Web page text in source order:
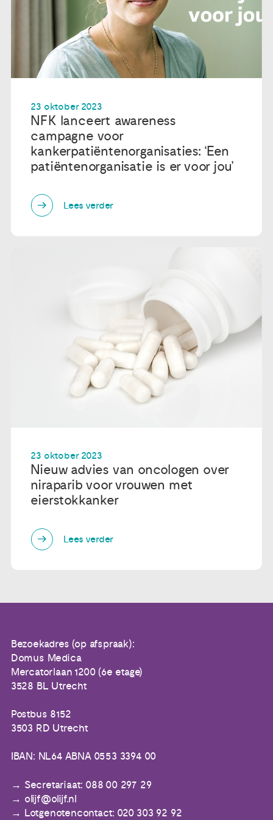
23 oktober 2023
NFK lanceert awareness
campagne voor
kankerpatiëntenorganisaties: ‘Een
patiëntenorganisatie is er voor jou’
Lees verder
23 oktober 2023
Nieuw advies van oncologen over
niraparib voor vrouwen met
eierstokkanker
Lees verder
Bezoekadres (op afspraak):
Domus Medica
Mercatorlaan 1200 (6e etage)
3528 BL Utrecht
Postbus 8152
3503 RD Utrecht
IBAN: NL64 ABNA 0553 3394 00
Secretariaat: 088 00 297 29
olijf@olijf.nl
Lotgenotencontact: 020 303 92 92